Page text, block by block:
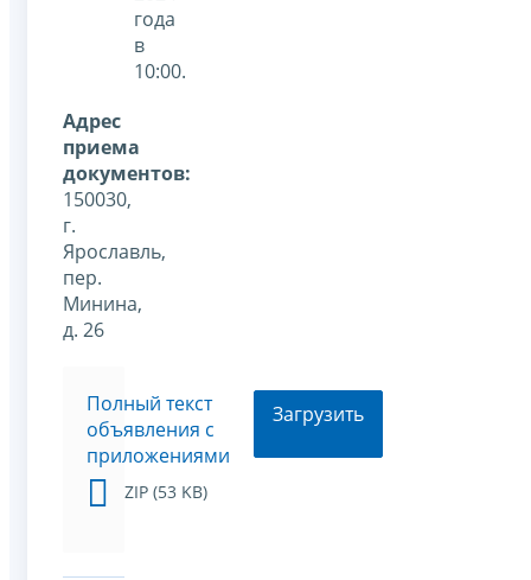
года
в
10:00.
Адрес
приема
документов:
150030,
г.
Ярославль,
пер.
Минина,
д. 26
Полный текст
объявления с
приложениями
ZIP (53 KB)
Загрузить